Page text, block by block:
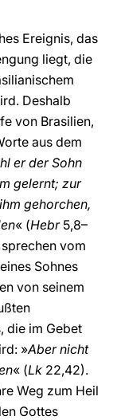
Ereignis, das
liegt, die
Deshalb
von Brasilien,
aus dem
er der Sohn
gelernt; zur
gehorchen,
« (Hebr 5,8–
vom
Sohnes
von seinem
die im Gebet
»Aber nicht
« (Lk 22,42).
Weg zum Heil
Gottes